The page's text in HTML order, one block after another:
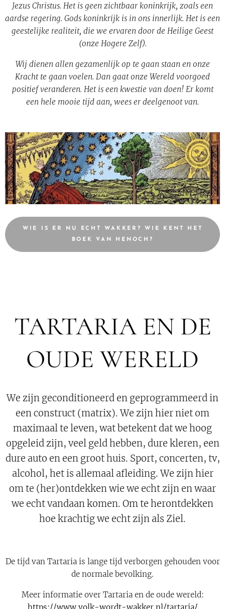
Jezus Christus. Het is geen zichtbaar koninkrijk, zoals een
aardse regering. Gods koninkrijk is in ons innerlijk. Het is een
geestelijke realiteit, die we ervaren door de Heilige Geest
(onze Hogere Zelf).
Wij dienen allen gezamenlijk op te gaan staan en onze
Kracht te gaan voelen. Dan gaat onze Wereld voorgoed
positief veranderen. Het is een kwestie van doen! Er komt
een hele mooie tijd aan, wees er deelgenoot van.
WIE IS ER NU ECHT WAKKER? WIE KENT HET
BOEK VAN HENOCH?
TARTARIA EN DE
OUDE WERELD
We zijn geconditioneerd en geprogrammeerd in
een construct (matrix). We zijn hier niet om
maximaal te leven, wat betekent dat we hoog
opgeleid zijn, veel geld hebben, dure kleren, een
dure auto en een groot huis. Sport, concerten, tv,
alcohol, het is allemaal afleiding. We zijn hier
om te (her)ontdekken wie we echt zijn en waar
we echt vandaan komen. Om te herontdekken
hoe krachtig we echt zijn als Ziel.
De tijd van Tartaria is lange tijd verborgen gehouden voor
de normale bevolking.
Meer informatie over Tartaria en de oude wereld:
https://www.volk-wordt-wakker.nl/tartaria/